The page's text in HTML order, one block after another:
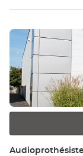
Pulse
ENTER
para
obtener
más
información
Tienda:
Audioprothésiste